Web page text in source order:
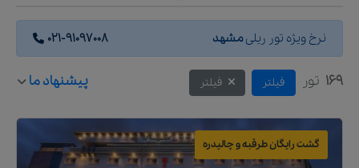
نرخ ویژه تور ریلیمشهد 021-91097008
169 تور فیلتر فیلتر پیشنهاد ما
گشت رایگان طرقبه و چالیدره